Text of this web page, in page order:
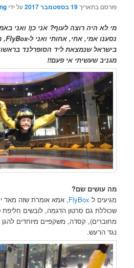
פורסם בתאריך19 בספטמבר 2017 על ידי
מי לא היה רוצה לעוף? אני כן! ואני
נסענו אמי, אחי, אחותי ואני ל-FlyBox
,
בישראל שנמצאת ליד הסופרלנד
מגניב שעשיתי אי פעם!!
מה עושים שם?
מגיעים ל FlyBox, אמא אומרת שזה מאד
שכוללת גם סרטון הדגמה, לובשים
מחוברים), קסדה, משקפיים מיוחדים להגן
נגד הרעש.